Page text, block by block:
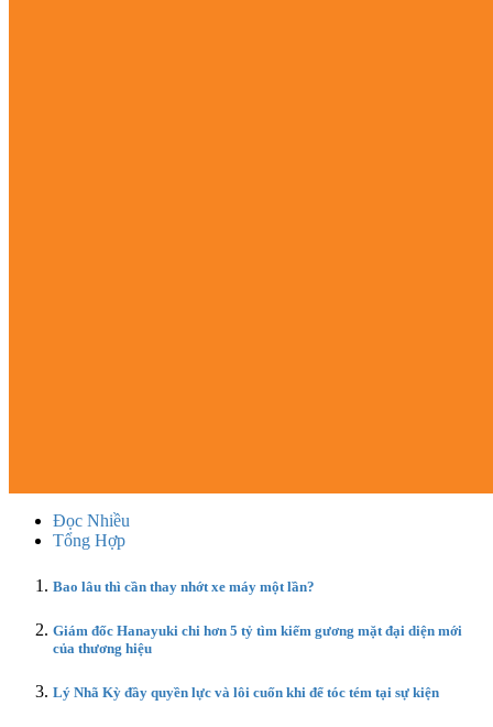
Đọc Nhiều
Tổng Hợp
Bao lâu thì cần thay nhớt xe máy một lần?
Giám đốc Hanayuki chi hơn 5 tỷ tìm kiếm gương mặt đại diện mới
của thương hiệu
Lý Nhã Kỳ đầy quyền lực và lôi cuốn khi để tóc tém tại sự kiện